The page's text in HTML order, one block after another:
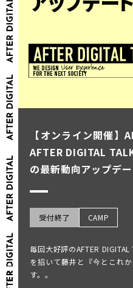
【オンライン開催】
AFTER DIGITAL
の最新動向アップデ
受付終了 CAMP
毎回大好評のAFTER
を招いて藤井と『今とこれ
す。。